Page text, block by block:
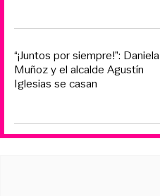
“¡Juntos por siempre!”: Daniela
Muñoz y el alcalde Agustín
Iglesias se casan